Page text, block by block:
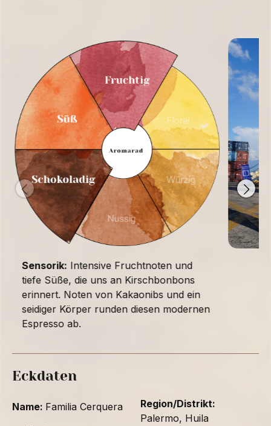
Sensorik: Intensive Fruchtnoten und
tiefe Süße, die uns an Kirschbonbons
erinnert. Noten von Kakaonibs und ein
seidiger Körper runden diesen modernen
Espresso ab.
Eckdaten
Name: Familia Cerquera
Region/Distrikt:
Palermo, Huila